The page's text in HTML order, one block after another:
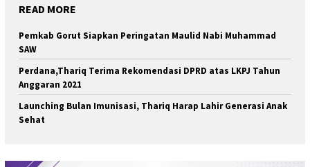
READ MORE
Pemkab Gorut Siapkan Peringatan Maulid Nabi Muhammad
SAW
Perdana,Thariq Terima Rekomendasi DPRD atas LKPJ Tahun
Anggaran 2021
Launching Bulan Imunisasi, Thariq Harap Lahir Generasi Anak
Sehat